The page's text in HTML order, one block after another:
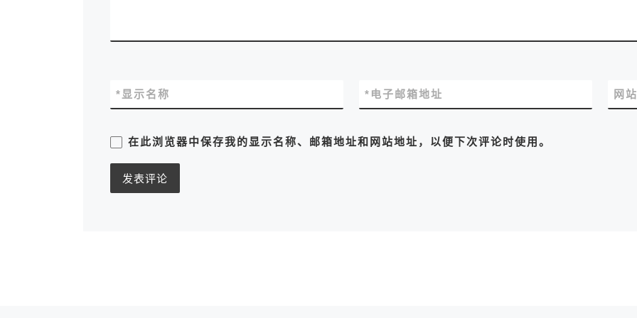
显示名称
* 电子邮箱地址
* 网
在此浏览器中保存我的显示名称、邮箱地址和网站地址，以便下次评论时使用。